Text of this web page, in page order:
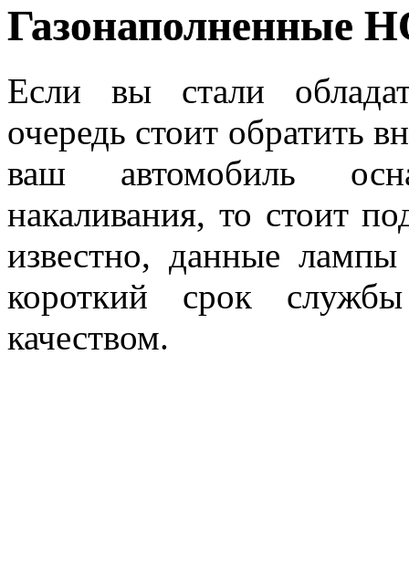
Газонаполненные
Если вы стали
очередь стоит обратить
ваш автомобиль
накаливания, то стоит
известно, данные
короткий срок
качеством.